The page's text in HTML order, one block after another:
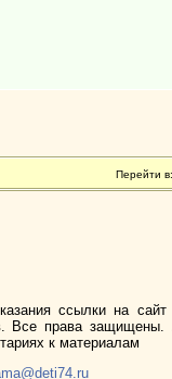
Перейти в:
ссылки на
Все права защищены.
к материалам